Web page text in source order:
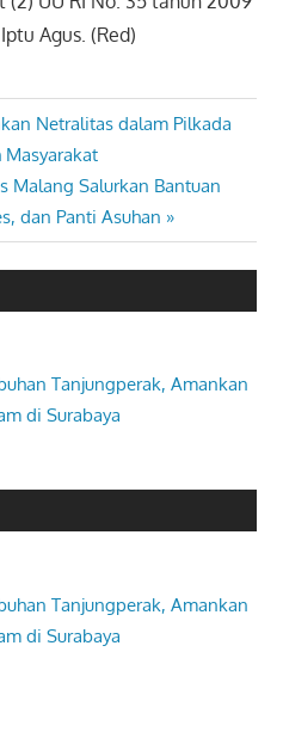
Agus. (Red)
Netralitas dalam Pilkada
Malang Salurkan Bantuan
dan Panti Asuhan
Tanjungperak, Amankan
di Surabaya
Tanjungperak, Amankan
di Surabaya